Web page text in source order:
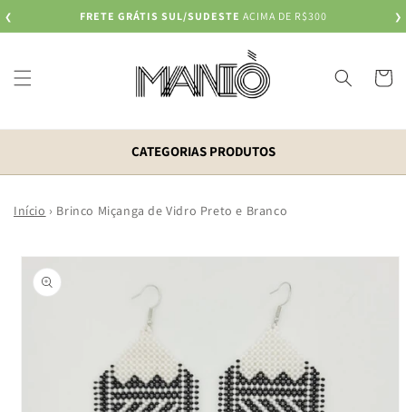
conteúdo
❮ FRETE GRÁTIS SUL/SUDESTE ACIMA DE R$300 ❯
CATEGORIAS PRODUTOS
Início › Brinco Miçanga de Vidro Preto e Branco
informações
do produto